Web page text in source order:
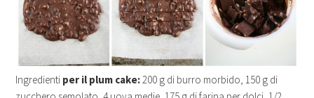
Ingredienti per il plum cake:200 g di burro morbido, 150 g di